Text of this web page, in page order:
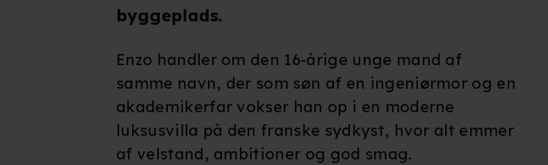
byggeplads.
Enzo handler om den 16-årige unge mand af
samme navn, der som søn af en ingeniørmor og en
akademikerfar vokser han op i en moderne
luksusvilla på den franske sydkyst, hvor alt emmer
af velstand, ambitioner og god smag.